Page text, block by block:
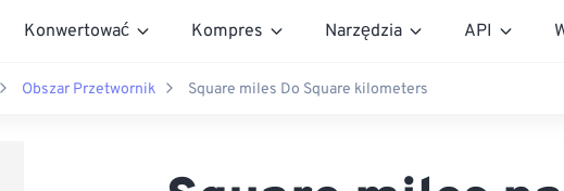
Konwertować Kompres Narzędzia API
Obszar Przetwornik Square miles Do Square kilometers